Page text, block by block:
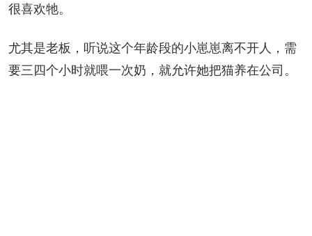
很喜欢牠。
尤其是老板，听说这个年龄段的小崽崽离不开人，需
要三四个小时就喂一次奶，就允许她把猫养在公司。